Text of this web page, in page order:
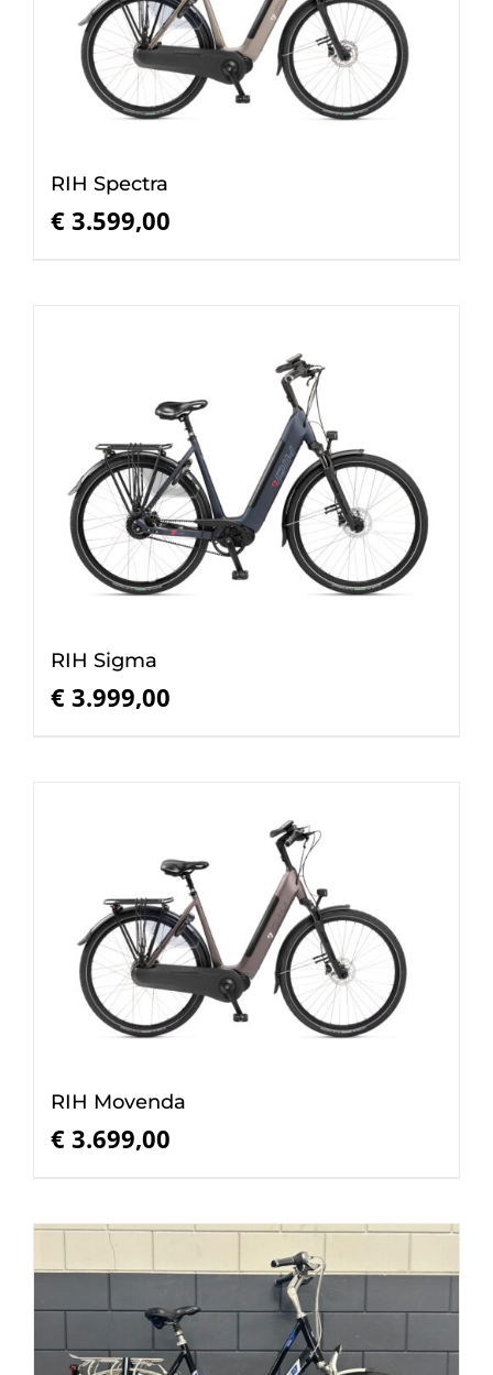
RIH Spectra
€ 3.599,00
RIH Sigma
€ 3.999,00
RIH Movenda
€ 3.699,00